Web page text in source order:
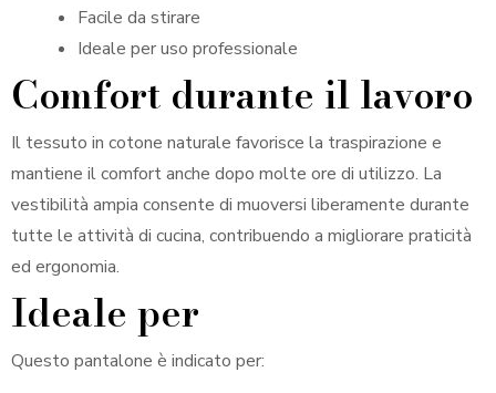
Facile da stirare
Ideale per uso professionale
Comfort durante il lavoro
Il tessuto in cotone naturale favorisce la traspirazione e
mantiene il comfort anche dopo molte ore di utilizzo. La
vestibilità ampia consente di muoversi liberamente durante
tutte le attività di cucina, contribuendo a migliorare praticità
ed ergonomia.
Ideale per
Questo pantalone è indicato per: